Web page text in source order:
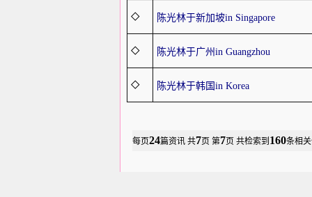
◇ 陈光林于新加坡in Singapore
◇ 陈光林于广州in Guangzhou
◇ 陈光林于韩国in Korea
每页24篇资讯 共7页 第7页 共检索到 160条相